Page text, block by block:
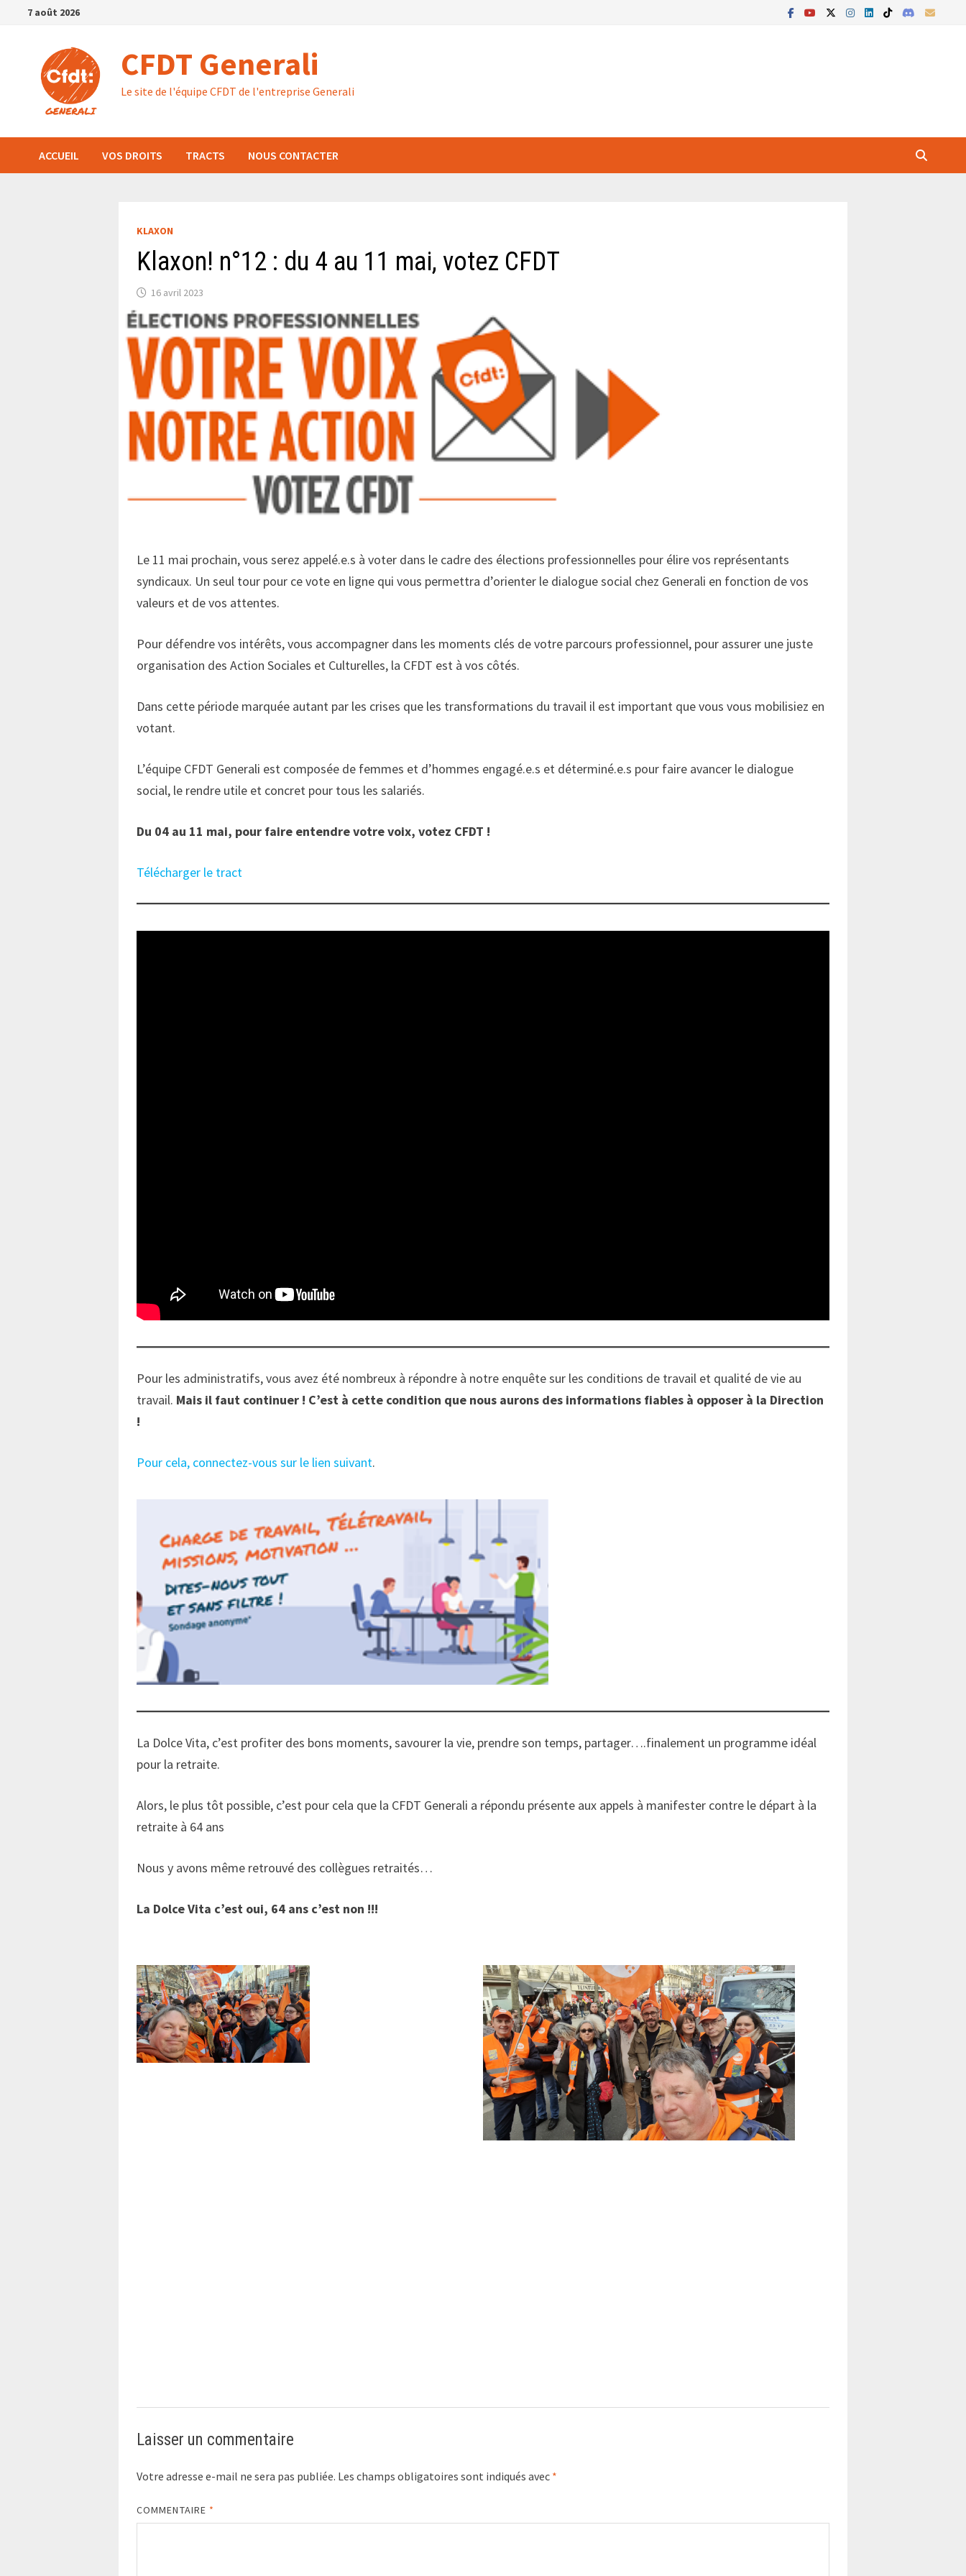
Passer7 août 2026
CFDT Generali
Le site de l'équipe CFDT de l'entreprise Generali
ACCUEIL VOS DROITS TRACTS NOUS CONTACTER
KLAXON
Klaxon! n°12 : du 4 au 11 mai, votez CFDT
16 avril 2023
Le 11 mai prochain, vous serez appelé.e.s à voter dans le cadre des élections professionnelles pour élire vos représentants
syndicaux. Un seul tour pour ce vote en ligne qui vous permettra d’orienter le dialogue social chez Generali en fonction de vos
valeurs et de vos attentes.
Pour défendre vos intérêts, vous accompagner dans les moments clés de votre parcours professionnel, pour assurer une juste
organisation des Action Sociales et Culturelles, la CFDT est à vos côtés.
Dans cette période marquée autant par les crises que les transformations du travail il est important que vous vous mobilisiez en
votant.
L’équipe CFDT Generali est composée de femmes et d’hommes engagé.e.s et déterminé.e.s pour faire avancer le dialogue
social, le rendre utile et concret pour tous les salariés.
Du 04 au 11 mai, pour faire entendre votre voix, votez CFDT !
Télécharger le tract
Pour les administratifs, vous avez été nombreux à répondre à notre enquête sur les conditions de travail et qualité de vie au
travail. Mais il faut continuer ! C’est à cette condition que nous aurons des informations fiables à opposer à la Direction
!
Pour cela, connectez-vous sur le lien suivant.
La Dolce Vita, c’est profiter des bons moments, savourer la vie, prendre son temps, partager….finalement un programme idéal
pour la retraite.
Alors, le plus tôt possible, c’est pour cela que la CFDT Generali a répondu présente aux appels à manifester contre le départ à la
retraite à 64 ans
Nous y avons même retrouvé des collègues retraités…
La Dolce Vita c’est oui, 64 ans c’est non !!!
Laisser un commentaire
Votre adresse e-mail ne sera pas publiée. Les champs obligatoires sont indiqués avec *
COMMENTAIRE *